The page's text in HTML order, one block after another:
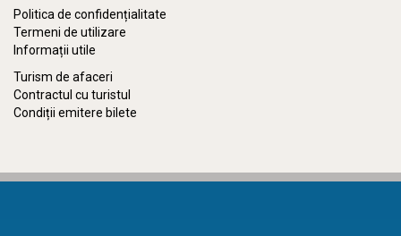
Politica de confidențialitate
Termeni de utilizare
Informații utile
Turism de afaceri
Contractul cu turistul
Condiții emitere bilete